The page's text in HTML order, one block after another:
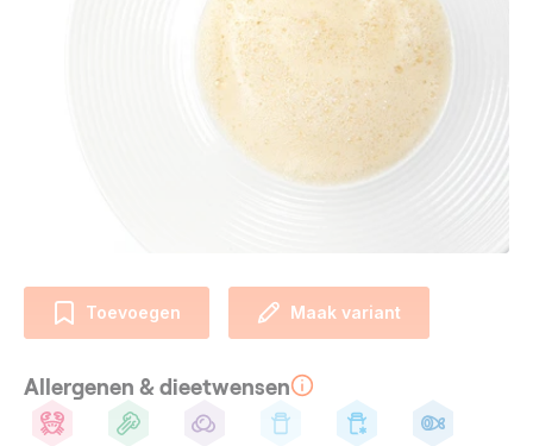
Toevoegen Maak variant
Allergenen & dieetwensen